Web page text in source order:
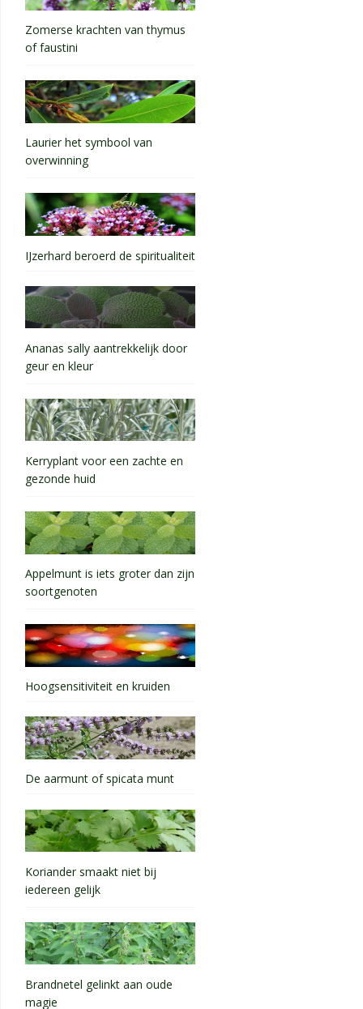
Zomerse krachten van thymus
of faustini
Laurier het symbool van
overwinning
IJzerhard beroerd de spiritualiteit
Ananas sally aantrekkelijk door
geur en kleur
Kerryplant voor een zachte en
gezonde huid
Appelmunt is iets groter dan zijn
soortgenoten
Hoogsensitiviteit en kruiden
De aarmunt of spicata munt
Koriander smaakt niet bij
iedereen gelijk
Brandnetel gelinkt aan oude
magie